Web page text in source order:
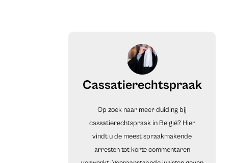
Cassatierechtspraak
Op zoek naar meer duiding bij
cassatierechtspraak in België? Hier
vindt u de meest spraakmakende
arresten tot korte commentaren